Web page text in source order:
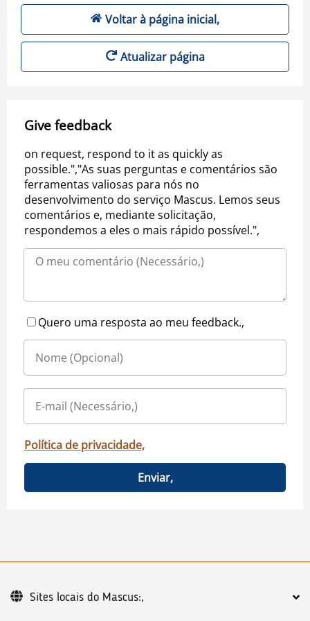
Voltar à página inicial,
Atualizar página
Give feedback
on request, respond to it as quickly as
possible.","As suas perguntas e comentários são
ferramentas valiosas para nós no
desenvolvimento do serviço Mascus. Lemos seus
comentários e, mediante solicitação,
respondemos a eles o mais rápido possível.",
Quero uma resposta ao meu feedback.,
Política de privacidade,
Enviar,
Sites locais do Mascus:,